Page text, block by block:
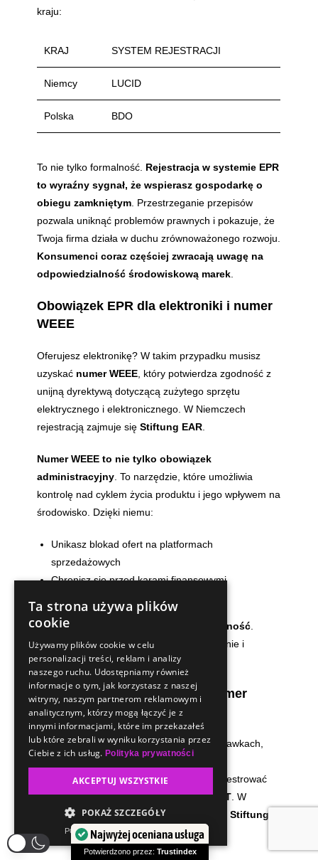
kraju:
KRAJ SYSTEM REJESTRACJI
Niemcy LUCID
Polska BDO
To nie tylko formalność. Rejestracja w systemie EPR
to wyraźny sygnał, że wspierasz gospodarkę o
obiegu zamkniętym. Przestrzeganie przepisów
pozwala uniknąć problemów prawnych i pokazuje, że
Twoja firma działa w duchu zrównoważonego rozwoju.
Konsumenci coraz częściej zwracają uwagę na
odpowiedzialność środowiskową marek.
Obowiązek EPR dla elektroniki i numer
WEEE
Oferujesz elektronikę? W takim przypadku musisz
uzyskać numer WEEE, który potwierdza zgodność z
unijną dyrektywą dotyczącą zużytego sprzętu
elektrycznego i elektronicznego. W Niemczech
rejestracją zajmuje sięStiftung EAR.
Numer WEEE to nie tylko obowiązek
administracyjny. To narzędzie, które umożliwia
kontrolę nad cyklem życia produktu i jego wpływem na
środowisko. Dzięki niemu:
Unikasz blokad ofert na platformach
sprzedażowych
Chronisz się przed karami finansowymi
Ekologia to dziś nie trend, lecz konieczność.
Pokaż, że Twoja firma działa odpowiedzialnie i
zgodnie z przepisami.
Obowiązek EPR dla baterii i numer
BATT
Twoje produkty zawierają baterie — w zabawkach,
urządzeniach elektronicznych czy innych
przedmiotach? W takim razie musisz zarejestrować
się w systemie EPR i uzyskaćnumer BATT. W
Niemczech rejestracją również zajmuje sięStiftung
EAR
Najwyżej oceniana usługa
Ta strona używa plików
cookie
Używamy plików cookie w celu
personalizacji treści, reklam i analizy
naszego ruchu. Udostępniamy również
informacje o tym, jak korzystasz z naszej
witryny, naszym partnerom reklamowym i
analitycznym, którzy mogą łączyć je z
innymi informacjami, które im przekazałeś
lub które zebrali w wyniku korzystania przez
Ciebie z ich usług.Polityka prywatności
AKCEPTUJ WSZYSTKIE
POKAŻ SZCZEGÓŁY
POWERED BY COOKIESCRIPT